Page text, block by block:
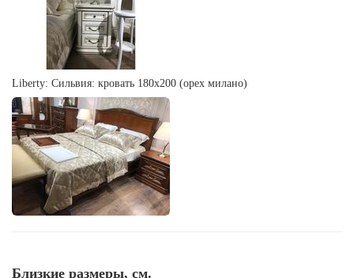
Liberty: Сильвия: кровать 180х200 (орех милано)
Близкие размеры, см.